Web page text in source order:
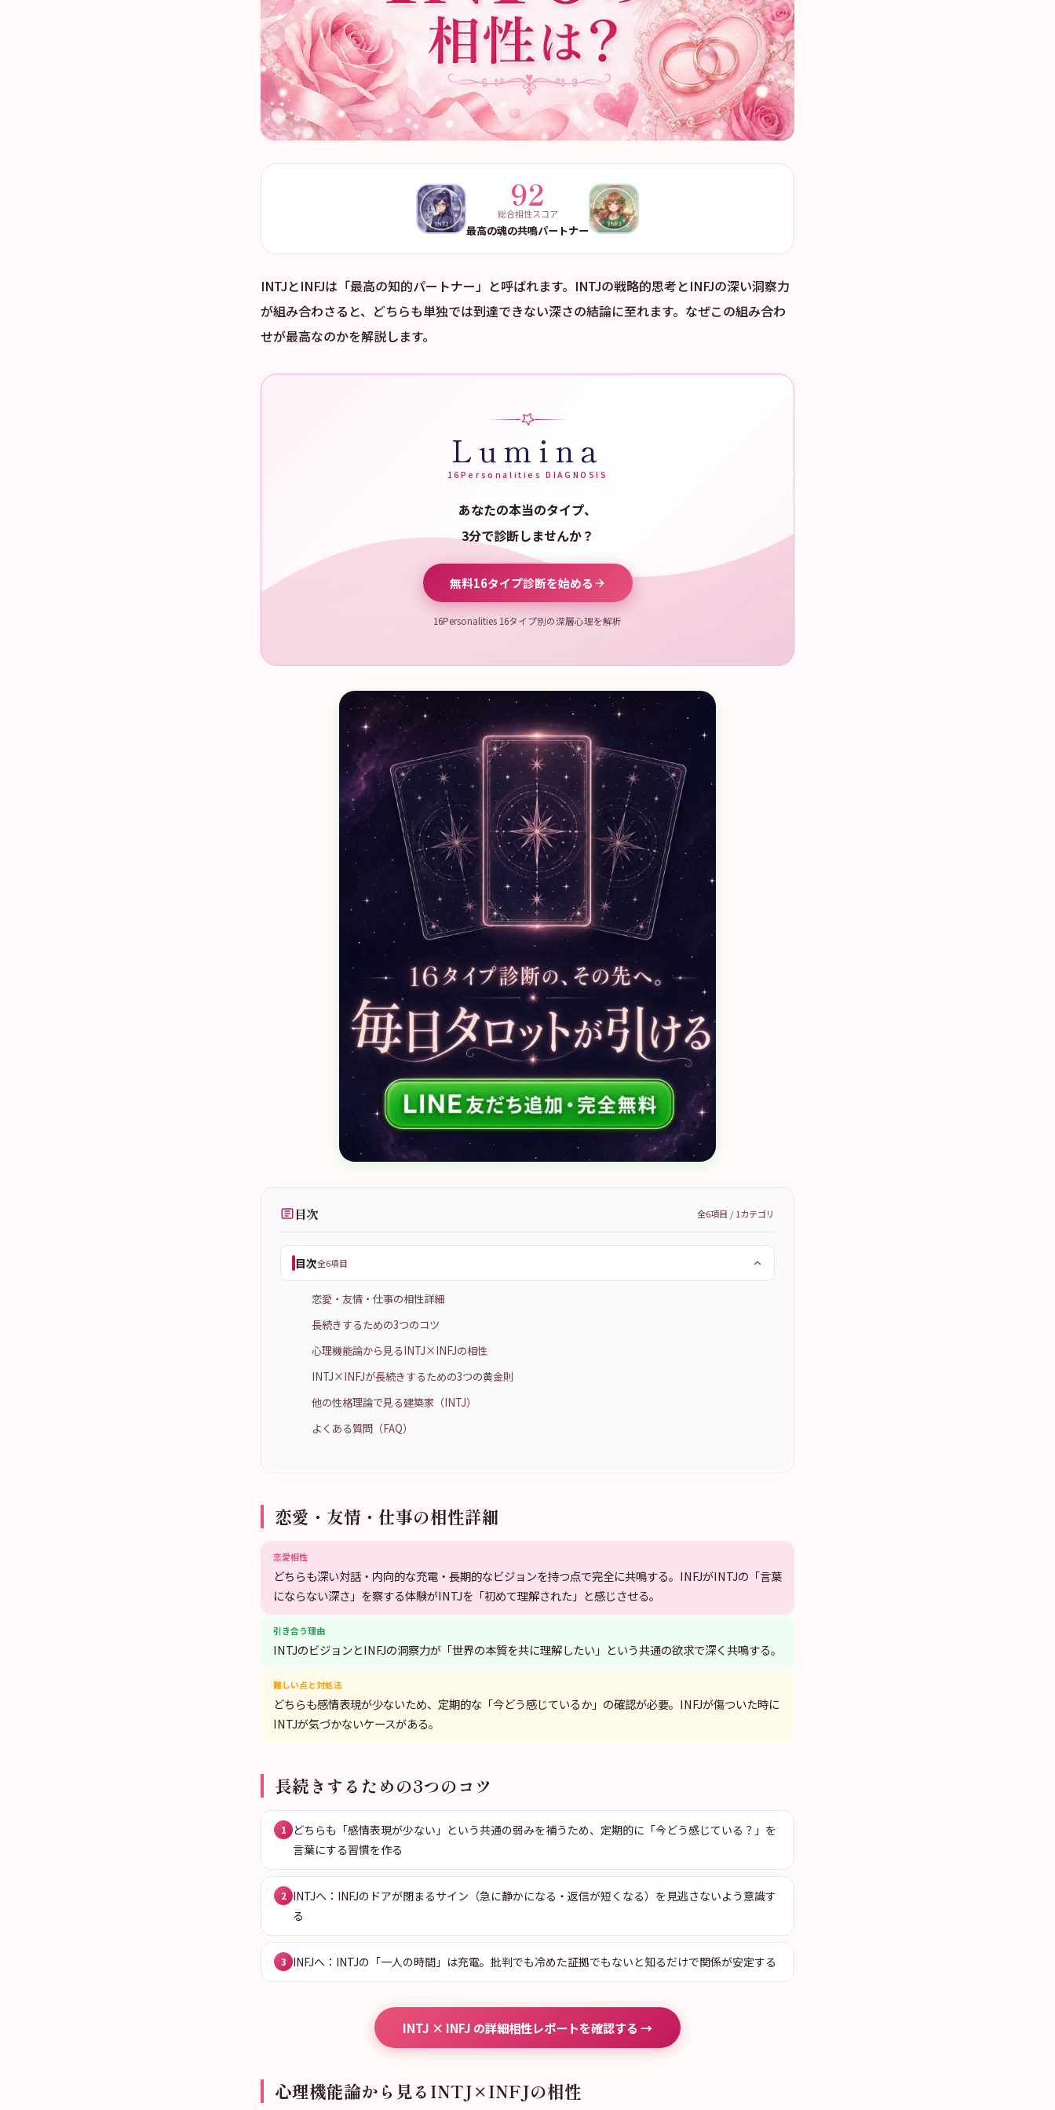
92
総合相性スコア
最高の魂の共鳴パートナー
INTJとINFJは「最高の知的パートナー」と呼ばれます。INTJの戦略的思考とINFJの深い洞察力
が組み合わさると、どちらも単独では到達できない深さの結論に至れます。なぜこの組み合わ
せが最高なのかを解説します。
Lumina
16Personalities DIAGNOSIS
あなたの本当のタイプ、
3分で診断しませんか？
無料16タイプ診断を始める
16Personalities 16タイプ別の深層心理を解析
目次 全6項目 / 1カテゴリ
目次全6項目
恋愛・友情・仕事の相性詳細
長続きするための3つのコツ
心理機能論から見るINTJ×INFJの相性
INTJ×INFJが長続きするための3つの黄金則
他の性格理論で見る建築家（INTJ）
よくある質問（FAQ）
恋愛・友情・仕事の相性詳細
恋愛相性
どちらも深い対話・内向的な充電・長期的なビジョンを持つ点で完全に共鳴する。INFJがINTJの「言葉
にならない深さ」を察する体験がINTJを「初めて理解された」と感じさせる。
引き合う理由
INTJのビジョンとINFJの洞察力が「世界の本質を共に理解したい」という共通の欲求で深く共鳴する。
難しい点と対処法
どちらも感情表現が少ないため、定期的な「今どう感じているか」の確認が必要。INFJが傷ついた時に
INTJが気づかないケースがある。
長続きするための3つのコツ
1
どちらも「感情表現が少ない」という共通の弱みを補うため、定期的に「今どう感じている？」を
言葉にする習慣を作る
2 INTJへ：INFJのドアが閉まるサイン（急に静かになる・返信が短くなる）を見逃さないよう意識す
る
3 INFJへ：INTJの「一人の時間」は充電。批判でも冷めた証拠でもないと知るだけで関係が安定する
INTJ × INFJ の詳細相性レポートを確認する →
心理機能論から見るINTJ×INFJの相性